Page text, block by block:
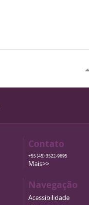
Contato
+55 (45) 3522-9695
Mais>>
Navegação
Acessibilidade